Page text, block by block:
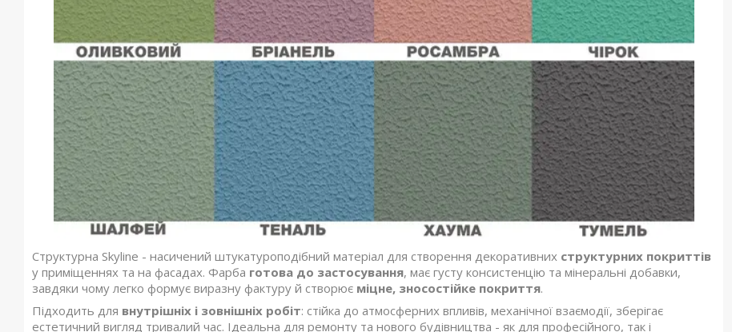
Структурна Skyline - насичений штукатуроподібний матеріал для створення декоративних структурних покриттів
у приміщеннях та на фасадах. Фарба готова до застосування, має густу консистенцію та мінеральні добавки,
завдяки чому легко формує виразну фактуру й створює міцне, зносостійке покриття.
Підходить для внутрішніх і зовнішніх робіт: стійка до атмосферних впливів, механічної взаємодії, зберігає
естетичний вигляд тривалий час. Ідеальна для ремонту та нового будівництва - як для професійного, так і